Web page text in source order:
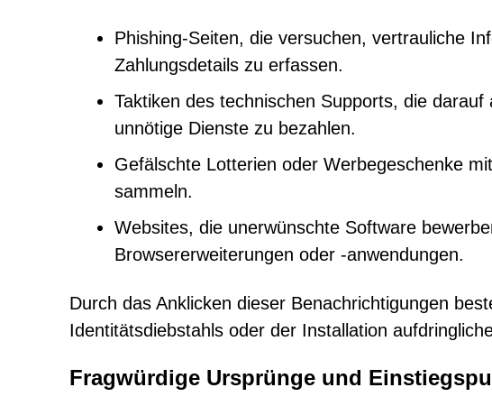
Phishing-Seiten, die versuchen, vertrauliche
Zahlungsdetails zu erfassen.
Taktiken des technischen Supports, die
unnötige Dienste zu bezahlen.
Gefälschte Lotterien oder Werbegeschenke
sammeln.
Websites, die unerwünschte Software
Browsererweiterungen oder -anwendungen.
Durch das Anklicken dieser Benachrichtigungen
Identitätsdiebstahls oder der Installation
Fragwürdige Ursprünge und